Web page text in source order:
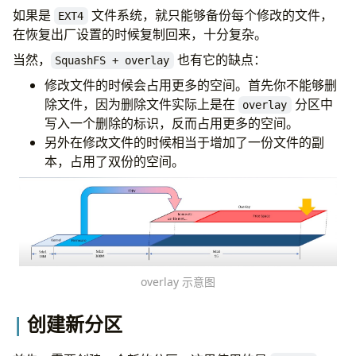
如果是
EXT4
文件系统，就只能够备份每个修改的文件，
在恢复出厂设置的时候复制回来，十分复杂。
当然，
SquashFS + overlay
也有它的缺点：
修改文件的时候会占用更多的空间。首先你不能够删
除文件，因为删除文件实际上是在
overlay
分区中
写入一个删除的标识，反而占用更多的空间。
另外在修改文件的时候相当于增加了一份文件的副
本，占用了双份的空间。
overlay 示意图
创建新分区